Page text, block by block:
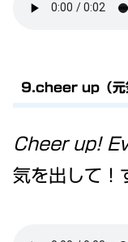
9.cheer up（元
Cheer up!
気を出して！